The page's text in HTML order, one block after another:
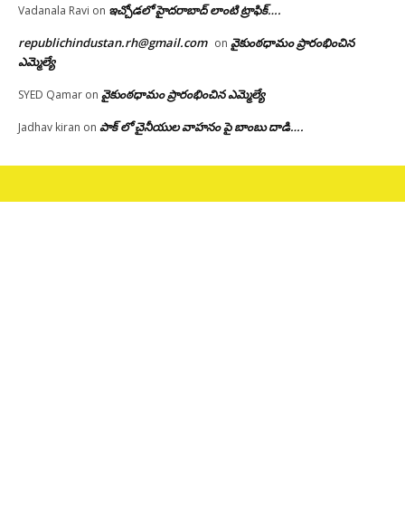
Vadanala Ravi on ఇచ్చోడలో హైదరాబాద్ లాంటి ట్రాఫిక్….
republichindustan.rh@gmail.com on వైకుంఠధామం ప్రారంభించిన
ఎమ్మెల్యే
SYED Qamar on వైకుంఠధామం ప్రారంభించిన ఎమ్మెల్యే
Jadhav kiran on పాక్ లో చైనీయుల వాహనం పై బాంబు దాడి….